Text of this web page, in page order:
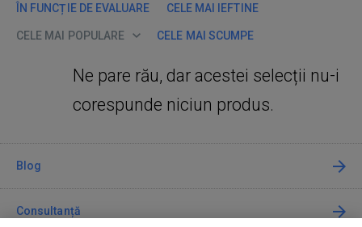
ÎN FUNCȚIE DE EVALUARE CELE MAI IEFTINE
CELE MAI POPULARE CELE MAI SCUMPE
Ne pare rău, dar acestei selecții nu-i
corespunde niciun produs.
Blog
Consultanță